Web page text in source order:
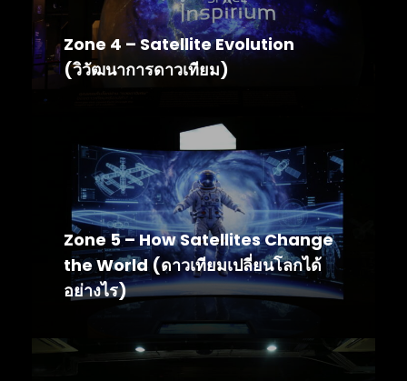
Zone 4 – Satellite Evolution
(วิวัฒนาการดาวเทียม)
Zone 5 – How Satellites Change
the World (ดาวเทียมเปลี่ยนโลกได้
อย่างไร)